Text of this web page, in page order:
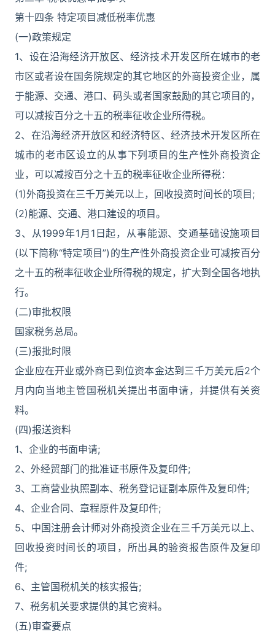
第十四条 特定项目减低税率优惠
(一)政策规定
1、设在沿海经济开放区、经济技术开发区所在城市的老
市区或者设在国务院规定的其它地区的外商投资企业，属
于能源、交通、港口、码头或者国家鼓励的其它项目的，
可以减按百分之十五的税率征收企业所得税。
2、在沿海经济开放区和经济特区、经济技术开发区所在
城市的老市区设立的从事下列项目的生产性外商投资企
业，可以减按百分之十五的税率征收企业所得税：
(1)外商投资在三千万美元以上，回收投资时间长的项目;
(2)能源、交通、港口建设的项目。
3、从1999年1月1日起，从事能源、交通基础设施项目
(以下简称“特定项目”)的生产性外商投资企业可减按百分
之十五的税率征收企业所得税的规定，扩大到全国各地执
行。
(二)审批权限
国家税务总局。
(三)报批时限
企业应在开业或外商已到位资本金达到三千万美元后2个
月内向当地主管国税机关提出书面申请，并提供有关资
料。
(四)报送资料
1、企业的书面申请;
2、外经贸部门的批准证书原件及复印件;
3、工商营业执照副本、税务登记证副本原件及复印件;
4、企业合同、章程原件及复印件;
5、中国注册会计师对外商投资企业在三千万美元以上、
回收投资时间长的项目，所出具的验资报告原件及复印
件;
6、主管国税机关的核实报告;
7、税务机关要求提供的其它资料。
(五)审查要点